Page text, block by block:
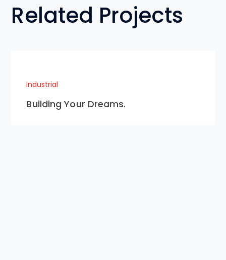
Related Projects
Industrial
Building Your Dreams.